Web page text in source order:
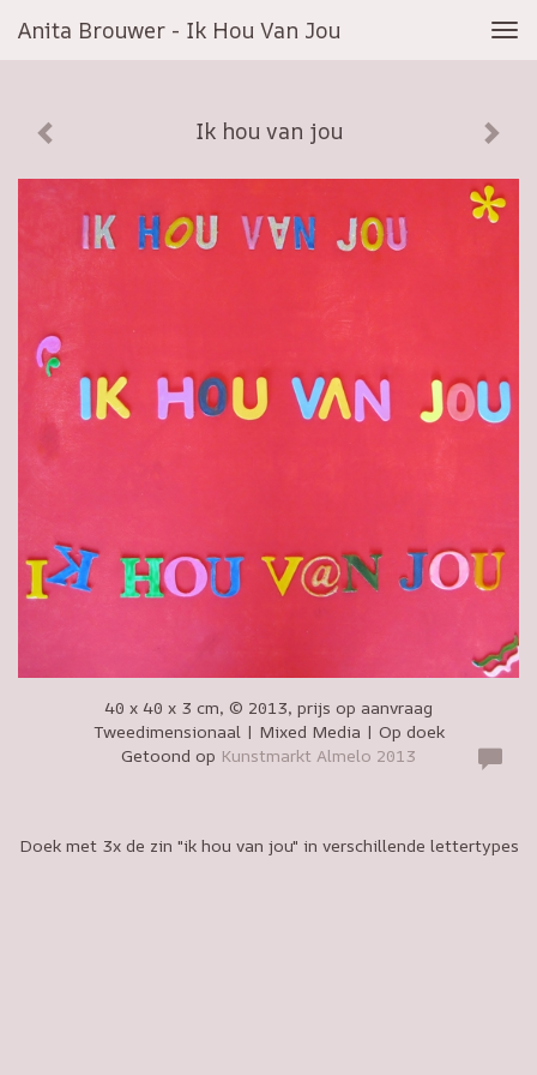
Anita Brouwer - Ik Hou Van Jou
Ik hou van jou
40 x 40 x 3 cm, © 2013, prijs op aanvraag
Tweedimensionaal | Mixed Media | Op doek
Getoond op Kunstmarkt Almelo 2013
Doek met 3x de zin "ik hou van jou" in verschillende lettertypes